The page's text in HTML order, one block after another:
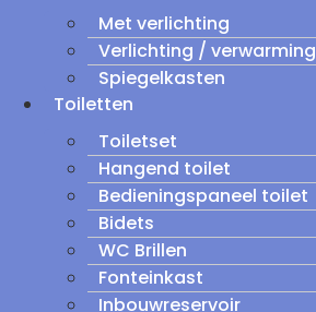
Met verlichting
Verlichting / verwarming
Spiegelkasten
Toiletten
Toiletset
Hangend toilet
Bedieningspaneel toilet
Bidets
WC Brillen
Fonteinkast
Inbouwreservoir